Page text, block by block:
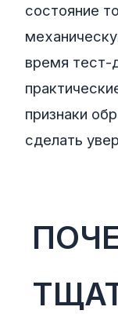
состояние
время тест-
признаки
сделать